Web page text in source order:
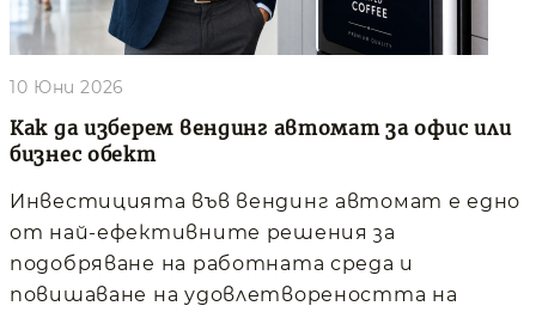
Как да изберем вендинг автомат за офис или
бизнес обект
10 Юни 2026
Инвестицията във вендинг автомат е едно
от най-ефективните решения за
подобряване на работната среда и
повишаване на удовлетвореността на